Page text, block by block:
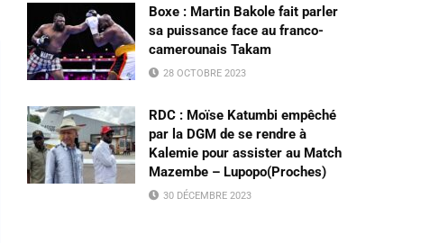
Boxe : Martin Bakole fait parler
sa puissance face au franco-
camerounais Takam
28 OCTOBRE 2023
RDC : Moïse Katumbi empêché
par la DGM de se rendre à
Kalemie pour assister au Match
Mazembe – Lupopo(Proches)
30 DÉCEMBRE 2023